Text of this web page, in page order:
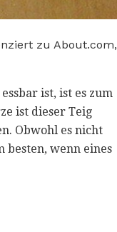
zu About.com,
ist, ist es zum
ist dieser Teig
Obwohl es nicht
besten, wenn eines